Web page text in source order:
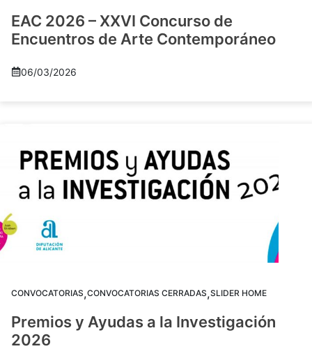
EAC 2026 – XXVI Concurso de
Encuentros de Arte Contemporáneo
06/03/2026
CONVOCATORIAS,CONVOCATORIAS CERRADAS,SLIDER HOME
Premios y Ayudas a la Investigación
2026